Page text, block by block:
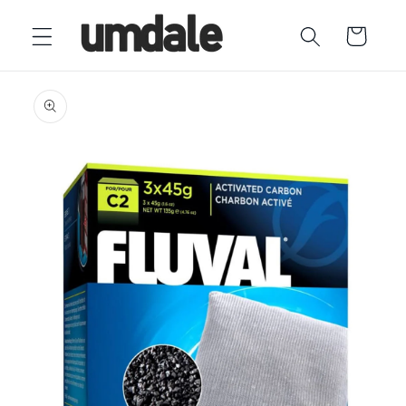
directamente
al contenido
Carrito
a la
información